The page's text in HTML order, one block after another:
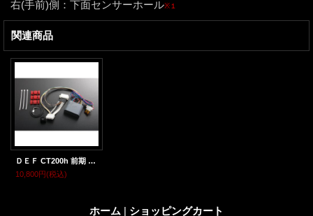
右(手前)側：下面センサーホール※１
関連商品
ＤＥＦ CT200h 前期 ドアミラー・オート格納システム
10,800円(税込)
ホーム | ショッピングカート